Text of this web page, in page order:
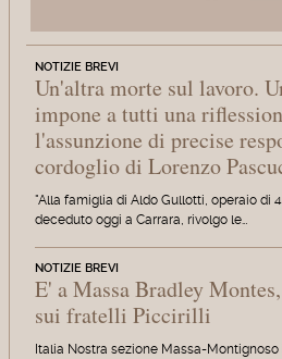
NOTIZIE BREVI
Un'altra morte sul lavoro.
impone a tutti una
l'assunzione di precise
cordoglio di Lorenzo
"Alla famiglia di Aldo Gullotti, operaio di
deceduto oggi a Carrara, rivolgo le…
NOTIZIE BREVI
E' a Massa Bradley
sui fratelli Piccirilli
Italia Nostra sezione Massa-Montignoso